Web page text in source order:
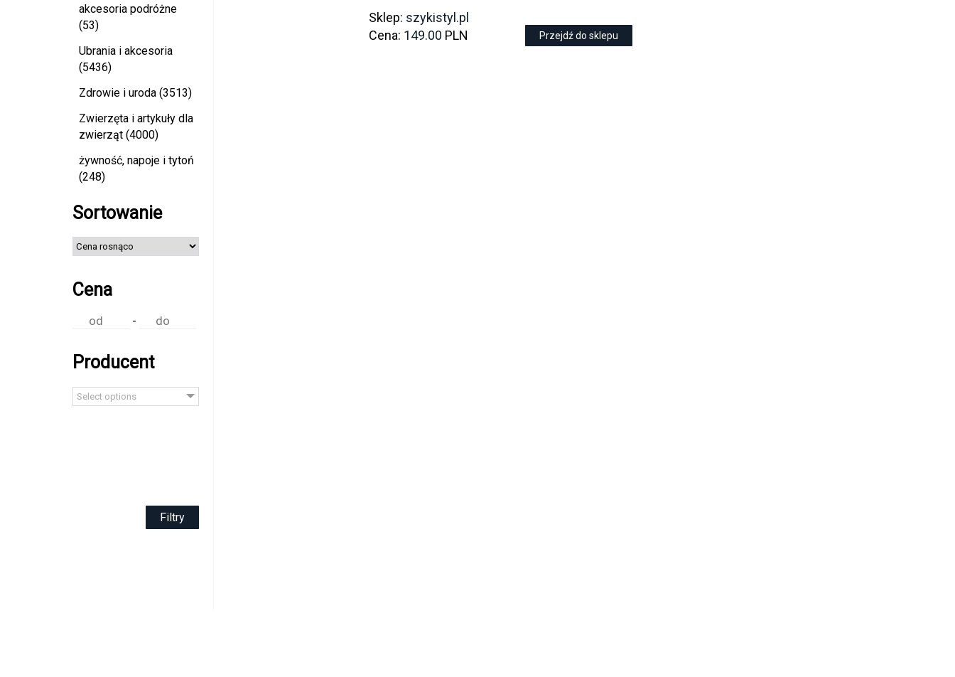
akcesoria podróżne
(53)
Ubrania i akcesoria
(5436)
Zdrowie i uroda (3513)
Zwierzęta i artykuły dla
zwierząt (4000)
żywność, napoje i tytoń
(248)
Sortowanie
Cena
-
Producent
Select options
Filtry
Sklep: szykistyl.pl
Cena: 149.00 PLN Przejdź do sklepu